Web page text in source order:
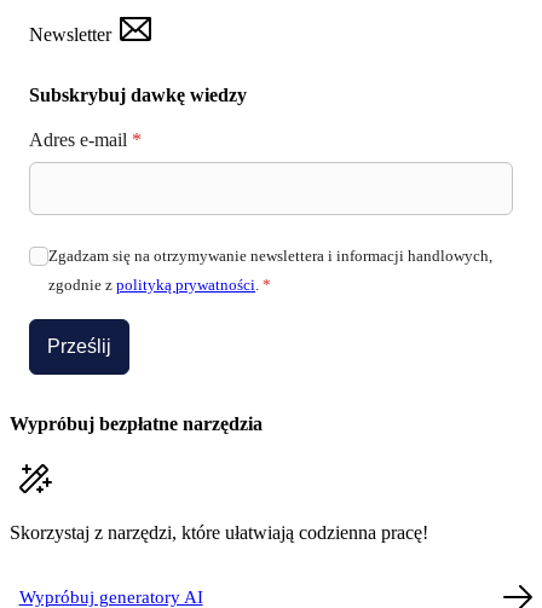
Newsletter
Subskrybuj dawkę wiedzy
Adres e-mail *
Zgadzam się na otrzymywanie newslettera i informacji handlowych,
zgodnie z polityką prywatności *
Prześlij
Wypróbuj bezpłatne narzędzia
Skorzystaj z narzędzi, które ułatwiają codzienna pracę!
Wypróbuj generatory AI